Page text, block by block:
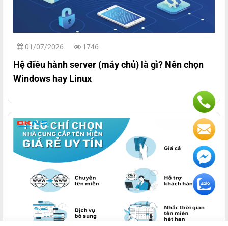
01/07/2026 1746
Hệ điều hành server (máy chủ) là gì? Nên chọn
Windows hay Linux